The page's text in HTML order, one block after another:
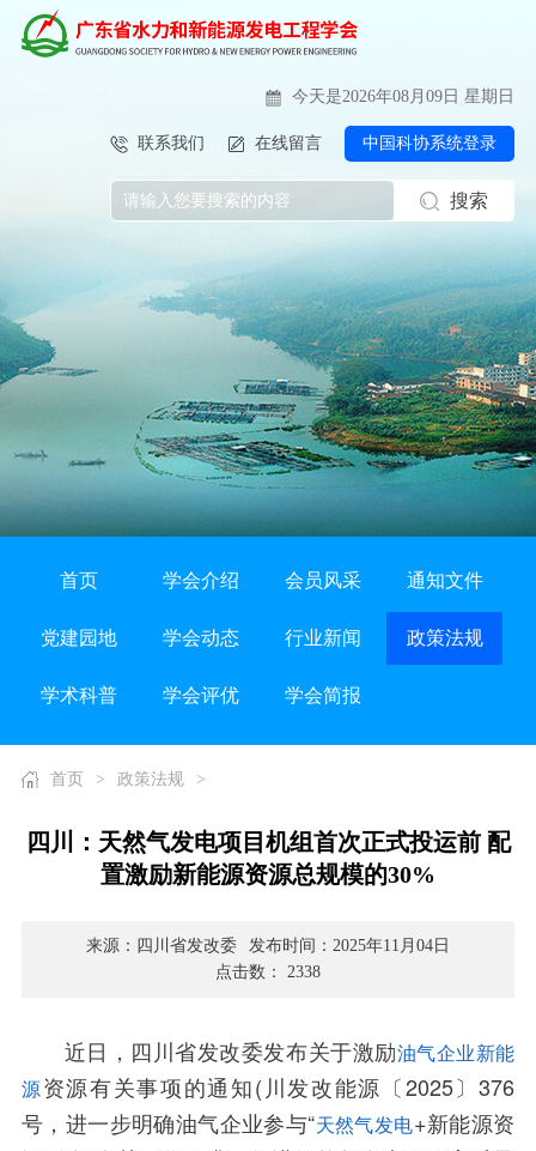
今天是2026年08月09日 星期日
联系我们 在线留言 中国科协系统登录
搜索
首页 学会介绍 会员风采 通知文件
党建园地 学会动态 行业新闻 政策法规
学术科普 学会评优 学会简报
首页 > 政策法规 >
四川：天然气发电项目机组首次正式投运前 配
置激励新能源资源总规模的30%
来源：四川省发改委
发布时间：2025年11月04日
点击数： 2338
近日，四川省发改委发布关于激励油气企业新能
源资源有关事项的通知(川发改能源〔2025〕376
号，进一步明确油气企业参与“天然气发电+新能源资